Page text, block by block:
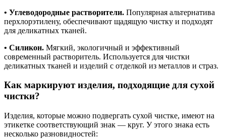
• Углеводородные растворители. Популярная альтернатива
перхлорэтилену, обеспечивают щадящую чистку и подходят
для деликатных тканей.
• Силикон. Мягкий, экологичный и эффективный
современный растворитель. Используется для чистки
деликатных тканей и изделий с отделкой из металлов и страз.
Как маркируют изделия, подходящие для сухой
чистки?
Изделия, которые можно подвергать сухой чистке, имеют на
этикетке соответствующий знак — круг. У этого знака есть
несколько разновидностей: